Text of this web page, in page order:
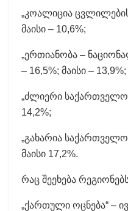
„კოალიცია
მაისი – 10,6%;
„ერთიანობა –
– 16,5%; მაისი – 13,9%;
„ძლიერი საქართველო“
14,2%;
„გახარია
მაისი 17,2%.
რაც შეეხება
„ქართული ოცნება“ –